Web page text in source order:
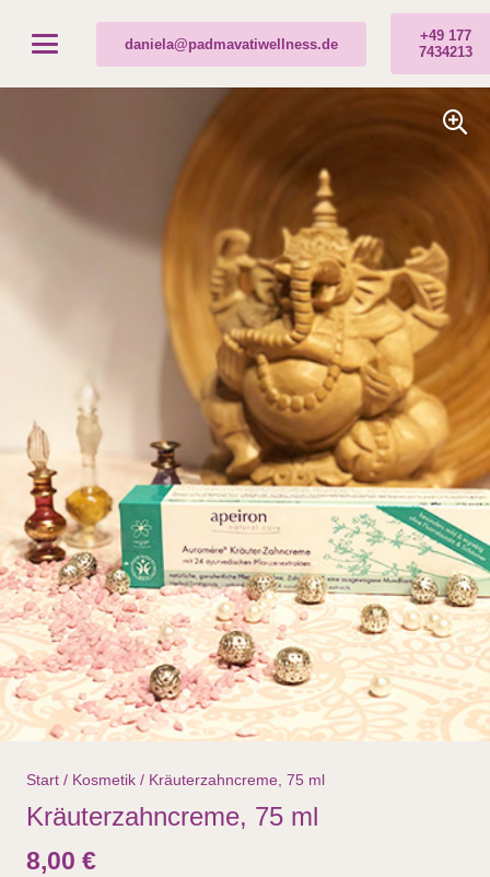
daniela@padmavatiwellness.de
+49 177
7434213
Start / Kosmetik / Kräuterzahncreme, 75 ml
Kräuterzahncreme, 75 ml
8,00 €